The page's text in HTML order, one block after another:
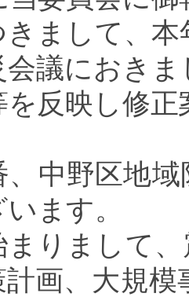
きまして、
議におき
を反映し修
中野区地域
ます。
りまして、
計画、大規